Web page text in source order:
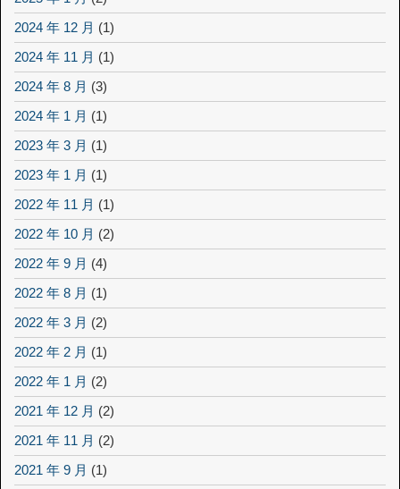
2024 年 12 月 (1)
2024 年 11 月 (1)
2024 年 8 月 (3)
2024 年 1 月 (1)
2023 年 3 月 (1)
2023 年 1 月 (1)
2022 年 11 月 (1)
2022 年 10 月 (2)
2022 年 9 月 (4)
2022 年 8 月 (1)
2022 年 3 月 (2)
2022 年 2 月 (1)
2022 年 1 月 (2)
2021 年 12 月 (2)
2021 年 11 月 (2)
2021 年 9 月 (1)